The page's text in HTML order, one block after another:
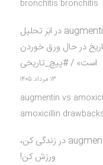
bronchitis bronchitis
در ابَر تحلیل
در حال ورق خوردن
است» / #پیچ_تاریخی
۱۳ مرداد ۱۴۰۵
augmentin vs
amoxicillin
در زندگی کن،
ورزش کن!